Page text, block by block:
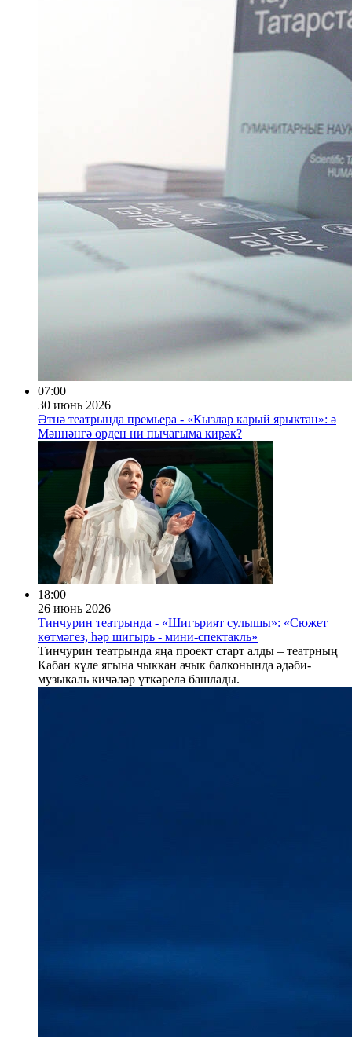
07:00
30 июнь 2026
Әтнә театрында премьера - «Кызлар карый ярыктан»: ә
Мәннәнгә орден ни пычагыма кирәк?
18:00
26 июнь 2026
Тинчурин театрында - «Шигърият сулышы»: «Сюжет
көтмәгез, һәр шигырь - мини-спектакль»
Тинчурин театрында яңа проект старт алды – театрның
Кабан күле ягына чыккан ачык балконында әдәби-
музыкаль кичәләр үткәрелә башлады.